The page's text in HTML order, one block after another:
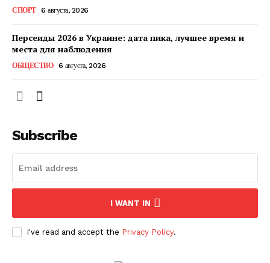
СПОРТ 6 августа, 2026
Персеиды 2026 в Украине: дата пика, лучшее время и
места для наблюдения
ОБЩЕСТВО 6 августа, 2026
Subscribe
I WANT IN
I've read and accept the Privacy Policy.